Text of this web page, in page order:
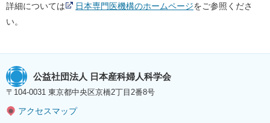
詳細については 日本専門医機構のホームページをご参照くださ
い。
公益社団法人 日本産科婦人科学会
〒104-0031 東京都中央区京橋2丁目2番8号
アクセスマップ